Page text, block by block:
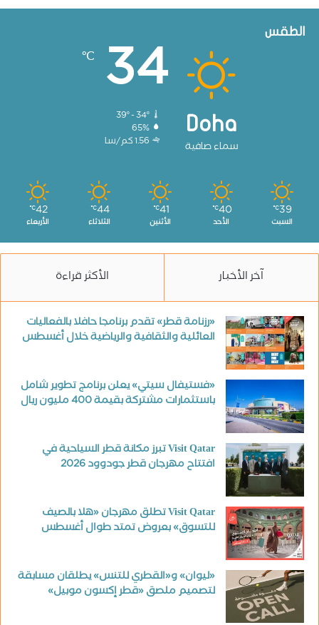
الطقس
Doha
سماء صافية
34
℃
39º - 34º
65%
1.56 كم/سا
39
℃
السبت
40
℃
الأحد
41
℃
الأثنين
44
℃
الثلاثاء
42
℃
الأربعاء
آخر الأخبار الأكثر قراءة
«رزنامة قطر» تقدم برنامجا حافلا بالفعاليات
العائلية والثقافية والرياضية خلال أغسطس
«فستيفال سيتي» يعلن برنامج تطوير شامل
باستثمارات مشتركة بقيمة 400 مليون ريال
Visit Qatar تبرز مكانة قطر السياحية في
افتتاح مهرجان قطر جودوود 2026
Visit Qatar تطلق مهرجان «هلا بالصيف
للتسوق» بعروض تمتد طوال أغسطس
«ليوان» و«القطري للتنس» يطلقان مسابقة
لتصميم ملصق «قطر إكسون موبيل»